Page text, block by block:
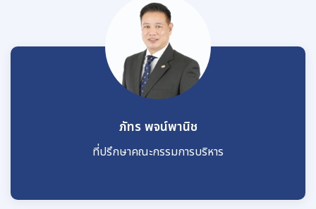
ภัทร พจน์พานิช
ที่ปรึกษาคณะกรรมการบริหาร